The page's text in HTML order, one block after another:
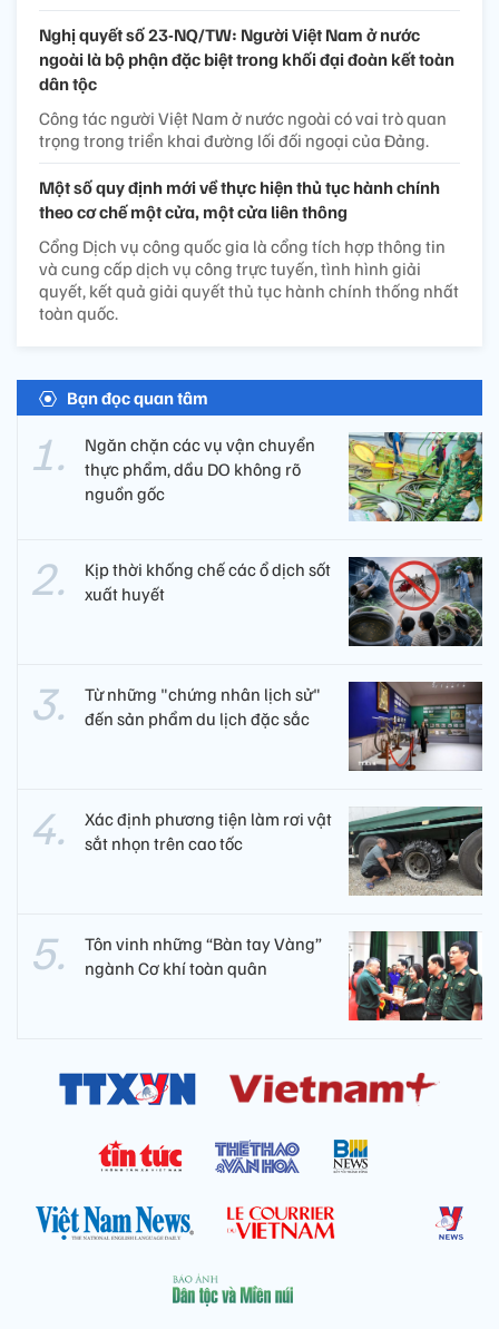
Nghị quyết số 23-NQ/TW: Người Việt Nam ở nước
ngoài là bộ phận đặc biệt trong khối đại đoàn kết toàn
dân tộc
Công tác người Việt Nam ở nước ngoài có vai trò quan
trọng trong triển khai đường lối đối ngoại của Đảng.
Một số quy định mới về thực hiện thủ tục hành chính
theo cơ chế một cửa, một cửa liên thông
Cổng Dịch vụ công quốc gia là cổng tích hợp thông tin
và cung cấp dịch vụ công trực tuyến, tình hình giải
quyết, kết quả giải quyết thủ tục hành chính thống nhất
toàn quốc.
Bạn đọc quan tâm
Ngăn chặn các vụ vận chuyển
thực phẩm, dầu DO không rõ
nguồn gốc
Kịp thời khống chế các ổ dịch sốt
xuất huyết
Từ những "chứng nhân lịch sử"
đến sản phẩm du lịch đặc sắc
Xác định phương tiện làm rơi vật
sắt nhọn trên cao tốc
Tôn vinh những “Bàn tay Vàng”
ngành Cơ khí toàn quân